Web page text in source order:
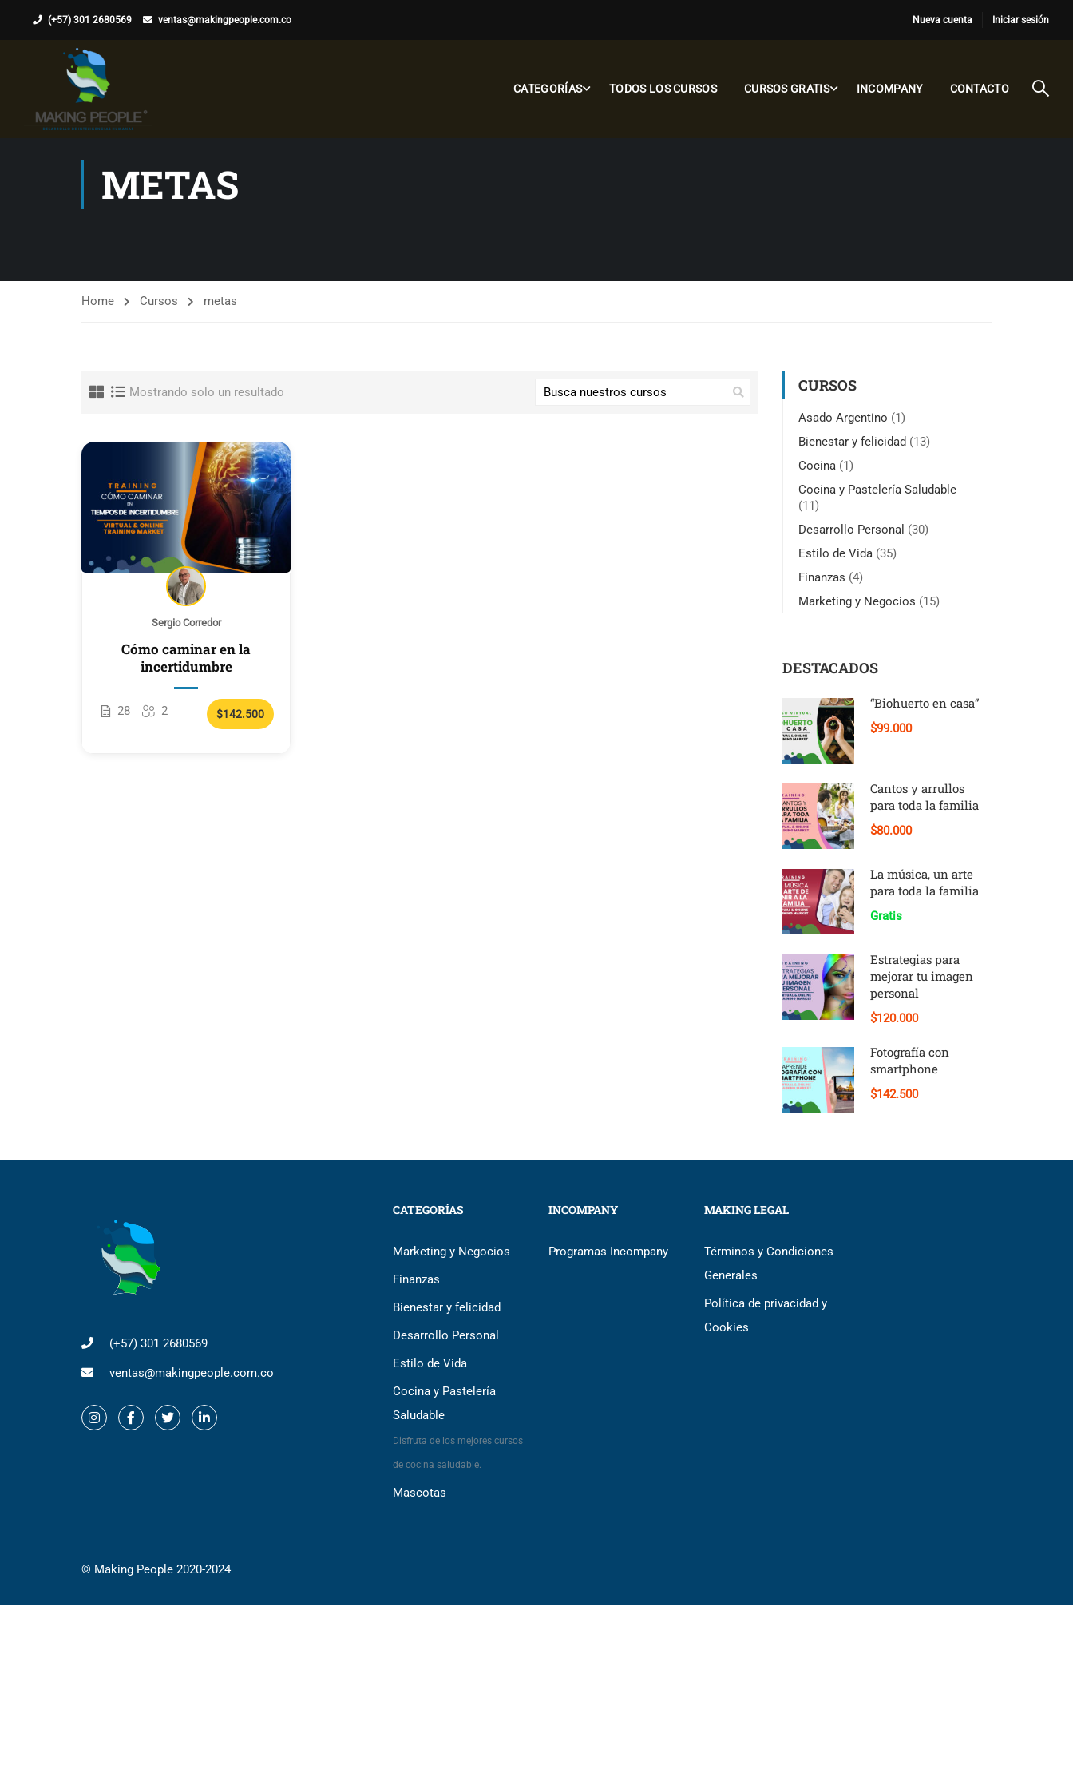
(+57) 301 2680569 ventas@makingpeople.com.co Nueva cuenta Iniciar sesión
CATEGORÍAS TODOS LOS CURSOS CURSOS GRATIS INCOMPANY CONTACTO
METAS
Home Cursos metas
Mostrando solo un resultado
Sergio Corredor
Cómo caminar en la
incertidumbre
28 2 $142.500
CURSOS
Asado Argentino (1)
Bienestar y felicidad (13)
Cocina (1)
Cocina y Pastelería Saludable
(11)
Desarrollo Personal (30)
Estilo de Vida (35)
Finanzas (4)
Marketing y Negocios (15)
DESTACADOS
“Biohuerto en casa”
$99.000
Cantos y arrullos
para toda la familia
$80.000
La música, un arte
para toda la familia
Gratis
Estrategias para
mejorar tu imagen
personal
$120.000
Fotografía con
smartphone
$142.500
(+57) 301 2680569
ventas@makingpeople.com.co
CATEGORÍAS
Marketing y Negocios
Finanzas
Bienestar y felicidad
Desarrollo Personal
Estilo de Vida
Cocina y Pastelería
Saludable
Disfruta de los mejores cursos
de cocina saludable.
Mascotas
INCOMPANY
Programas Incompany
MAKING LEGAL
Términos y Condiciones
Generales
Política de privacidad y
Cookies
© Making People 2020-2024